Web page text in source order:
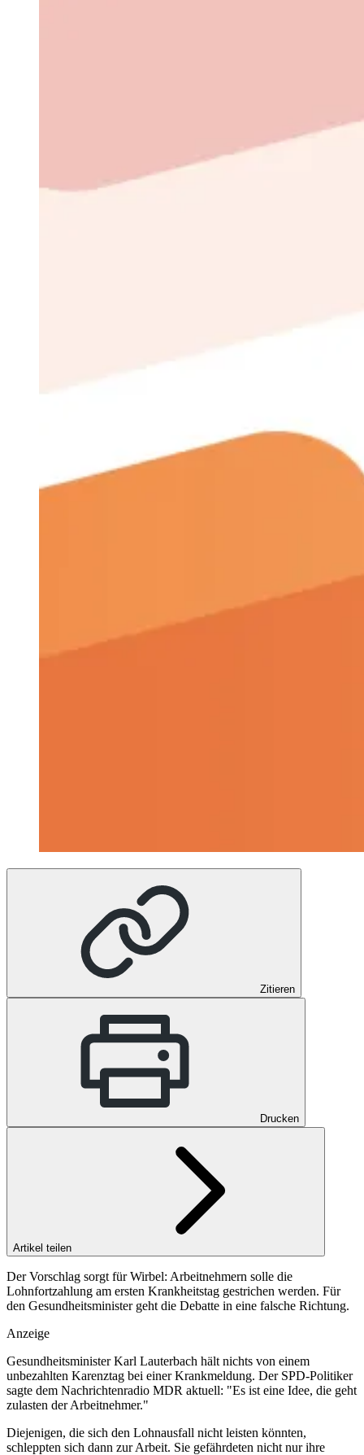
Zitieren
Drucken
Artikel teilen
Der Vorschlag sorgt für Wirbel: Arbeitnehmern solle die
Lohnfortzahlung am ersten Krankheitstag gestrichen werden. Für
den Gesundheitsminister geht die Debatte in eine falsche Richtung.
Anzeige
Gesundheitsminister Karl Lauterbach hält nichts von einem
unbezahlten Karenztag bei einer Krankmeldung. Der SPD-Politiker
sagte dem Nachrichtenradio MDR aktuell: "Es ist eine Idee, die geht
zulasten der Arbeitnehmer."
Diejenigen, die sich den Lohnausfall nicht leisten könnten,
schleppten sich dann zur Arbeit. Sie gefährdeten nicht nur ihre